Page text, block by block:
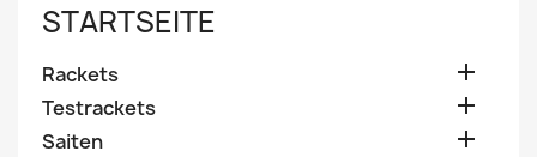
STARTSEITE
Rackets 
Testrackets 
Saiten 